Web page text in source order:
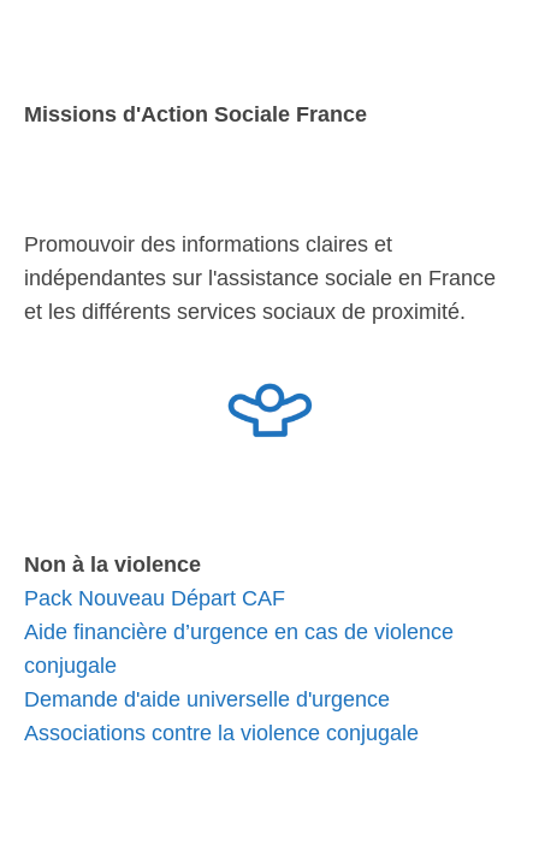
Missions d'Action Sociale France
Promouvoir des informations claires et
indépendantes sur l'assistance sociale en France
et les différents services sociaux de proximité.
Non à la violence
Pack Nouveau Départ CAF
Aide financière d’urgence en cas de violence
conjugale
Demande d'aide universelle d'urgence
Associations contre la violence conjugale